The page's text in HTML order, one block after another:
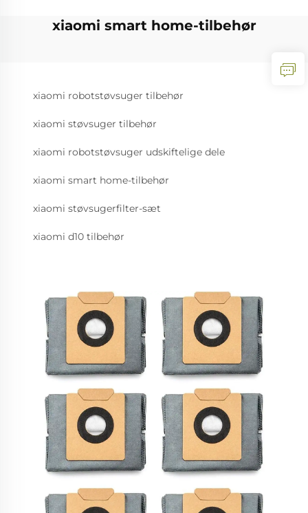
xiaomi smart home-tilbehør
xiaomi robotstøvsuger tilbehør
xiaomi støvsuger tilbehør
xiaomi robotstøvsuger udskiftelige dele
xiaomi smart home-tilbehør
xiaomi støvsugerfilter-sæt
xiaomi d10 tilbehør